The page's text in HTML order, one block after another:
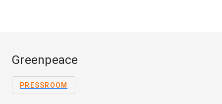
Greenpeace
PRESSROOM